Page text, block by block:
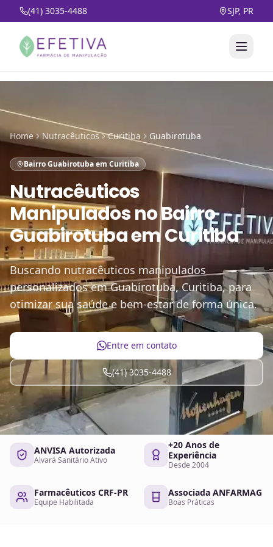
(41) 3035-4488 SJP, PR
Home Nutracêuticos Curitiba Guabirotuba
Bairro Guabirotuba em Curitiba
Nutracêuticos
ManipuladosnoBairro
Guabirotuba em Curitiba
Buscando nutracêuticos manipulados
personalizados em Guabirotuba, Curitiba, para
otimizar sua saúde e bem-estar de forma única.
Entre em contato
(41) 3035-4488
ANVISA Autorizada
Alvará Sanitário Ativo
+20 Anos de
Experiência
Desde 2004
Farmacêuticos CRF-PR
Equipe Habilitada
Associada ANFARMAG
Boas Práticas